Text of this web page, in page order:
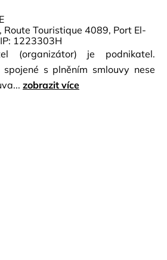
Route Touristique 4089, Port El-
1223303H
(organizátor) je podnikatel.
spojené s plněním smlouvy nese
zobrazit více